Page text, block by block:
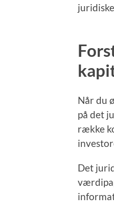
Når du
på det
række
Det